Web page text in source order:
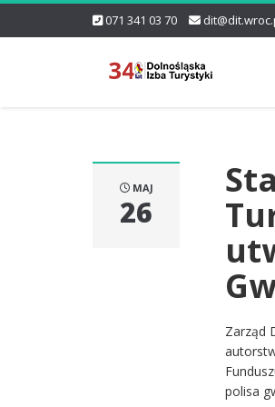
071 341 03 70
MAJ
26
Zarząd
polisa